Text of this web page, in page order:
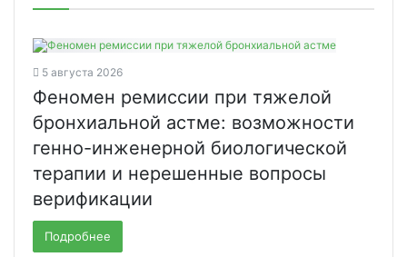
5 августа 2026
Феномен ремиссии при тяжелой
бронхиальной астме: возможности
генно-инженерной биологической
терапии и нерешенные вопросы
верификации
Подробнее